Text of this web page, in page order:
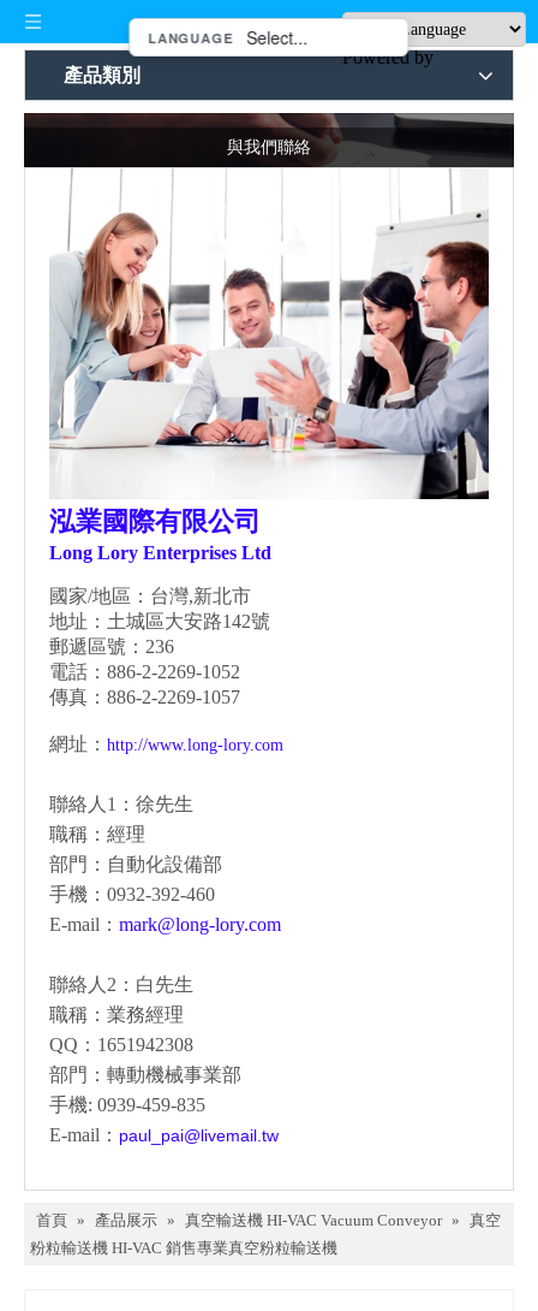
Powered by
產品類別
與我們聯絡
泓業國際有限公司
Long Lory Enterprises Ltd
國家/地區：台灣,新北市
地址：土城區大安路142號
郵遞區號：236
電話：886-2-2269-1052
傳真：886-2-2269-1057
網址： http://www.long-lory.com
聯絡人1：徐先生
職稱：經理
部門：自動化設備部
手機：0932-392-460
E-mail： mark@long-lory.com
聯絡人2：白先生
職稱：業務經理
QQ：1651942308
部門：轉動機械事業部
手機: 0939-459-835
E-mail： paul_pai@livemail.tw
首頁 » 產品展示 » 真空輸送機 HI-VAC Vacuum Conveyor » 真空
粉粒輸送機 HI-VAC 銷售專業真空粉粒輸送機
LANGUAGE